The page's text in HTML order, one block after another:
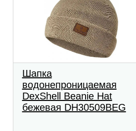
Шапка
водонепроницаемая
DexShell Beanie Hat
бежевая DH30509BEG